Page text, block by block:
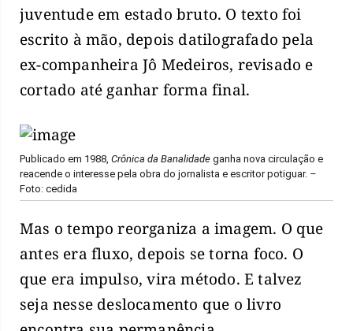
juventude em estado bruto. O texto foi
escrito à mão, depois datilografado pela
ex-companheira Jô Medeiros, revisado e
cortado até ganhar forma final.
Publicado em 1988, Crônica da Banalidade ganha nova circulação e
reacende o interesse pela obra do jornalista e escritor potiguar. –
Foto: cedida
Mas o tempo reorganiza a imagem. O que
antes era fluxo, depois se torna foco. O
que era impulso, vira método. E talvez
seja nesse deslocamento que o livro